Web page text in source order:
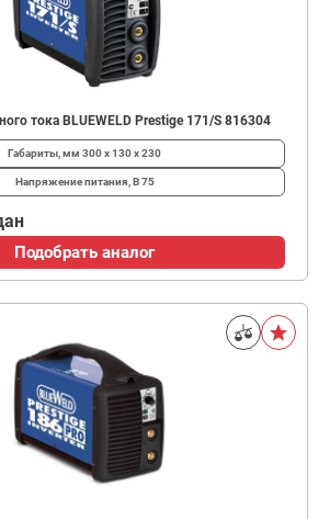
тока BLUEWELD Prestige 171/S 816304
Габариты, мм 300 х 130 х 230
Напряжение питания, В75
Подобрать аналог